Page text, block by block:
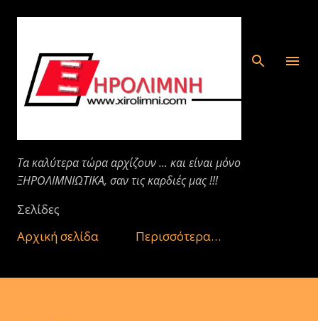
Μετάβαση στο κύριο περιεχόμενο
Τα καλύτερα τώρα αρχίζουν ... και είναι μόνο
ΞΗΡΟΛΙΜΝΙΩΤΙΚΑ, σαν τις καρδιές μας !!!
Σελίδες
Αρχική σελίδα
Περισσότερα…